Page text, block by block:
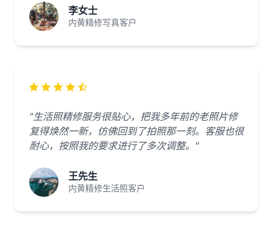
李女士
内黄精修写真客户
"生活照精修服务很贴心，把我多年前的老照片修
复得焕然一新，仿佛回到了拍照那一刻。客服也很
耐心，按照我的要求进行了多次调整。"
王先生
内黄精修生活照客户